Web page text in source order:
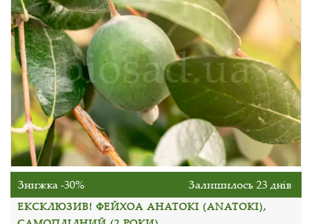
Знижка -30% Залишилось 23 днів
ЕКСКЛЮЗИВ! ФЕЙХОА АНАТОКІ (ANATOKI),